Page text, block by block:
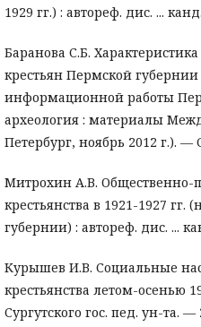
1929 гг.) : автореф. дис. ...
Баранова С.Б.
крестьян Пермской губернии
информационной работы
археология : материалы
Петербург, ноябрь 2012 г.). —
Митрохин А.В. Общественно-
крестьянства в 1921-1927 гг.
губернии) : автореф. дис. ...
Курышев И.В. Социальные
крестьянства летом-осенью
Сургутского гос. пед. ун-та.